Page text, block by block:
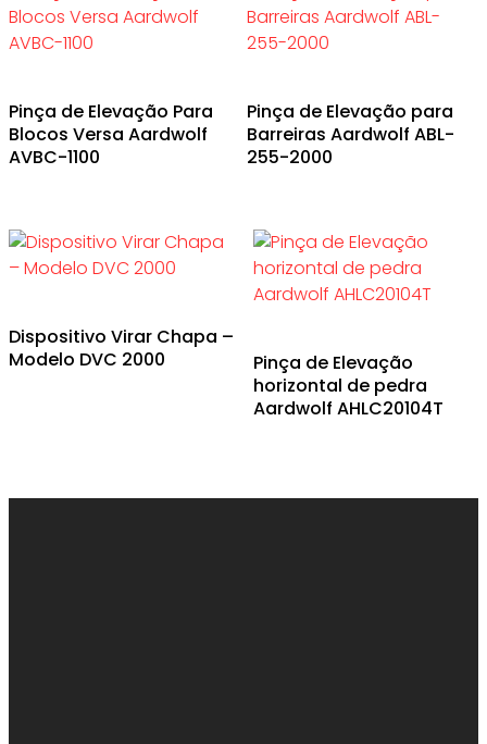
Pinça de Elevação Para
Blocos Versa Aardwolf
AVBC-1100
Pinça de Elevação para
Barreiras Aardwolf ABL-
255-2000
Dispositivo Virar Chapa –
Modelo DVC 2000
Pinça de Elevação
horizontal de pedra
Aardwolf AHLC20104T